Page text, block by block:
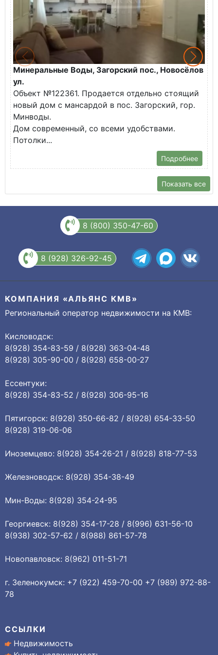
Минеральные Воды, Загорский пос., Новосёлов
ул.
Объект №122361. Продается отдельно стоящий
новый дом с мансардой в пос. Загорский, гор.
Минводы.
Дом современный, со всеми удобствами.
Потолки...
Подробнее
Показать все
8 (800) 350-47-60
8 (928) 326-92-45
КОМПАНИЯ «АЛЬЯНС КМВ»
Региональный оператор недвижимости на КМВ:
Кисловодск:
8(928) 354-83-59 / 8(928) 363-04-48
8(928) 305-90-00 / 8(928) 658-00-27
Ессентуки:
8(928) 354-83-52 / 8(928) 306-95-16
Пятигорск: 8(928) 350-66-82 / 8(928) 654-33-50
8(928) 319-06-06
Иноземцево: 8(928) 354-26-21 / 8(928) 818-77-53
Железноводск: 8(928) 354-38-49
Мин-Воды: 8(928) 354-24-95
Георгиевск: 8(928) 354-17-28 / 8(996) 631-56-10
8(938) 302-57-62 / 8(988) 861-57-78
Новопавловск: 8(962) 011-51-71
г. Зеленокумск: +7 (922) 459-70-00 +7 (989) 972-88-
78
ССЫЛКИ
Недвижимость